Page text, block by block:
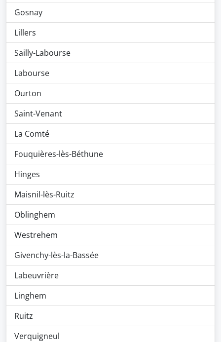
Gosnay
Lillers
Sailly-Labourse
Labourse
Ourton
Saint-Venant
La Comté
Fouquières-lès-Béthune
Hinges
Maisnil-lès-Ruitz
Oblinghem
Westrehem
Givenchy-lès-la-Bassée
Labeuvrière
Linghem
Ruitz
Verquigneul